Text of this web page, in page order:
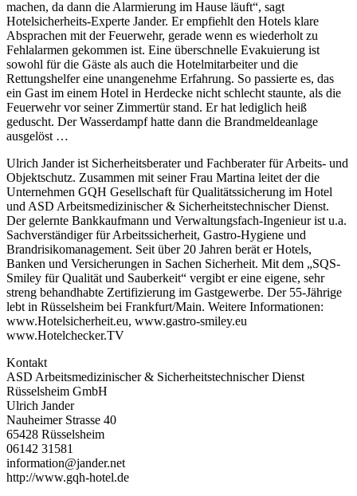
machen, da dann die Alarmierung im Hause läuft“, sagt
Hotelsicherheits-Experte Jander. Er empfiehlt den Hotels klare
Absprachen mit der Feuerwehr, gerade wenn es wiederholt zu
Fehlalarmen gekommen ist. Eine überschnelle Evakuierung ist
sowohl für die Gäste als auch die Hotelmitarbeiter und die
Rettungshelfer eine unangenehme Erfahrung. So passierte es, das
ein Gast im einem Hotel in Herdecke nicht schlecht staunte, als die
Feuerwehr vor seiner Zimmertür stand. Er hat lediglich heiß
geduscht. Der Wasserdampf hatte dann die Brandmeldeanlage
ausgelöst …
Ulrich Jander ist Sicherheitsberater und Fachberater für Arbeits- und
Objektschutz. Zusammen mit seiner Frau Martina leitet der die
Unternehmen GQH Gesellschaft für Qualitätssicherung im Hotel
und ASD Arbeitsmedizinischer & Sicherheitstechnischer Dienst.
Der gelernte Bankkaufmann und Verwaltungsfach-Ingenieur ist u.a.
Sachverständiger für Arbeitssicherheit, Gastro-Hygiene und
Brandrisikomanagement. Seit über 20 Jahren berät er Hotels,
Banken und Versicherungen in Sachen Sicherheit. Mit dem „SQS-
Smiley für Qualität und Sauberkeit“ vergibt er eine eigene, sehr
streng behandhabte Zertifizierung im Gastgewerbe. Der 55-Jährige
lebt in Rüsselsheim bei Frankfurt/Main. Weitere Informationen:
www.Hotelsicherheit.eu, www.gastro-smiley.eu
www.Hotelchecker.TV
Kontakt
ASD Arbeitsmedizinischer & Sicherheitstechnischer Dienst
Rüsselsheim GmbH
Ulrich Jander
Nauheimer Strasse 40
65428 Rüsselsheim
06142 31581
information@jander.net
http://www.gqh-hotel.de